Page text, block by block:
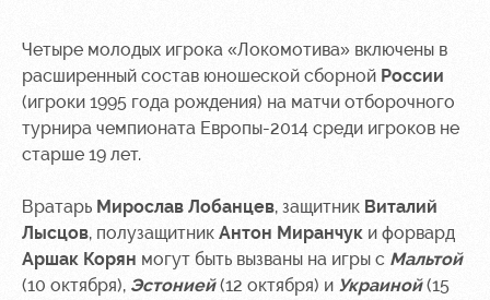
РЖД
Арена
Организация
мероприятий
полей
Аренда
площадей
Локо
Старт
Локо-Лето
Как
поступить
Руководство
Информация
для
болельщиков
Банковская
Заставки
Парковка
Четыре молодых игрока «Локомотива» включены в
расширенный состав юношеской сборной России
(игроки 1995 года рождения) на матчи отборочного
турнира чемпионата Европы-2014 среди игроков не
старше 19 лет.
Вратарь Мирослав Лобанцев, защитник Виталий
Лысцов, полузащитник Антон Миранчук и форвард
Аршак Корян могут быть вызваны на игры с Мальтой
(10 октября), Эстонией(12 октября) и Украиной(15